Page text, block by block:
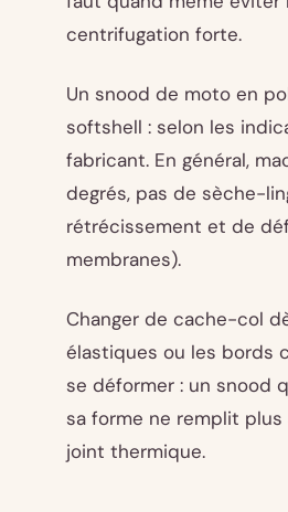
centrifugation forte.
Un snood de moto en
softshell : selon les
fabricant. En général,
degrés, pas de sèche-
rétrécissement et de
membranes).
Changer de cache-col
élastiques ou les bords
se déformer : un snood
sa forme ne remplit
joint thermique.